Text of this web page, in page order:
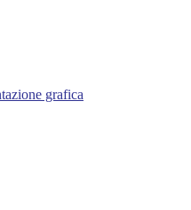
grafica